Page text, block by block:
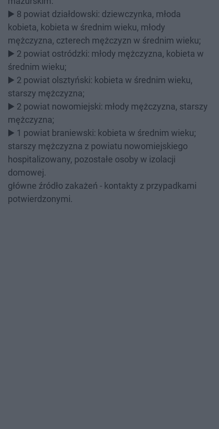
▶️ 8 powiat działdowski: dziewczynka, młoda
kobieta, kobieta w średnim wieku, młody
mężczyzna, czterech mężczyzn w średnim wieku;
▶️ 2 powiat ostródzki: młody mężczyzna, kobieta w
średnim wieku;
▶️ 2 powiat olsztyński: kobieta w średnim wieku,
starszy mężczyzna;
▶️ 2 powiat nowomiejski: młody mężczyzna, starszy
mężczyzna;
▶️ 1 powiat braniewski: kobieta w średnim wieku;
starszy mężczyzna z powiatu nowomiejskiego
hospitalizowany, pozostałe osoby w izolacji
domowej.
główne źródło zakażeń - kontakty z przypadkami
potwierdzonymi.